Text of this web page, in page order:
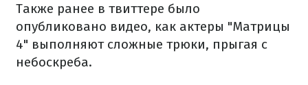
Также ранее в твиттере было
опубликовано видео, как актеры "Матрицы
4" выполняют сложные трюки, прыгая с
небоскреба.